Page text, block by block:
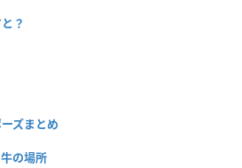
？
ズまとめ
の場所